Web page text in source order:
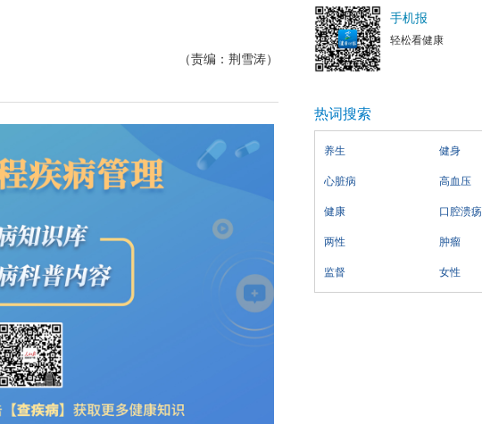
（责编：荆雪涛）
手机报
轻松看健康
热词搜索
养生 健身
心脏病 高血压
健康 口腔溃疡
两性 肿瘤
监督 女性